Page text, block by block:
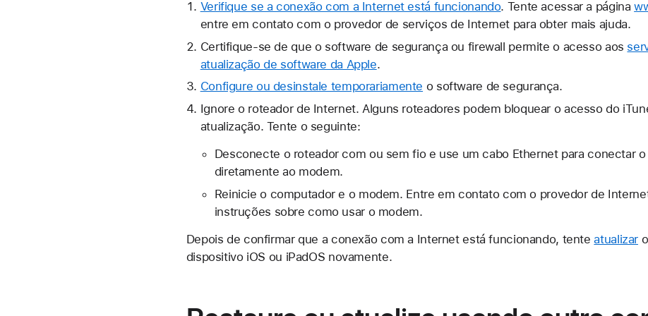
Verifique se a conexão com a Internet está funcionando. Tente acessar a página
entre em contato com o provedor de serviços de Internet para obter mais ajuda.
Certifique-se de que o software de segurança ou firewall permite o acesso aos
atualização de software da Apple.
Configure ou desinstale temporariamente o software de segurança.
Ignore o roteador de Internet. Alguns roteadores podem bloquear o acesso do
atualização. Tente o seguinte:
Desconecte o roteador com ou sem fio e use um cabo Ethernet para conectar
diretamente ao modem.
Reinicie o computador e o modem. Entre em contato com o provedor de
instruções sobre como usar o modem.
Depois de confirmar que a conexão com a Internet está funcionando, tenteatualizar
dispositivo iOS ou iPadOS novamente.